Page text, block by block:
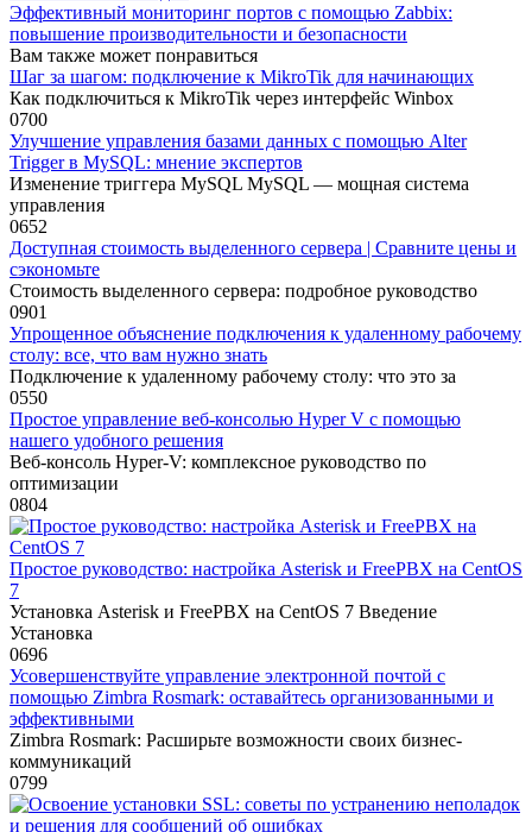
Эффективный мониторинг портов с помощью Zabbix:
повышение производительности и безопасности
Вам также может понравиться
Шаг за шагом: подключение к MikroTik для начинающих
Как подключиться к MikroTik через интерфейс Winbox
0700
Улучшение управления базами данных с помощью Alter
Trigger в MySQL: мнение экспертов
Изменение триггера MySQL MySQL — мощная система
управления
0652
Доступная стоимость выделенного сервера | Сравните цены и
сэкономьте
Стоимость выделенного сервера: подробное руководство
0901
Упрощенное объяснение подключения к удаленному рабочему
столу: все, что вам нужно знать
Подключение к удаленному рабочему столу: что это за
0550
Простое управление веб-консолью Hyper V с помощью
нашего удобного решения
Веб-консоль Hyper-V: комплексное руководство по
оптимизации
0804
Простое руководство: настройка Asterisk и FreePBX на CentOS
7
Установка Asterisk и FreePBX на CentOS 7 Введение
Установка
0696
Усовершенствуйте управление электронной почтой с
помощью Zimbra Rosmark: оставайтесь организованными и
эффективными
Zimbra Rosmark: Расширьте возможности своих бизнес-
коммуникаций
0799